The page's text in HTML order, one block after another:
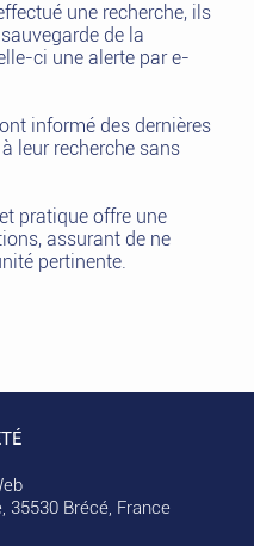
une recherche, ils
de la
ci une alerte par e-
informé des dernières
leur recherche sans
pratique offre une
assurant de ne
pertinente.
35530 Brécé, France